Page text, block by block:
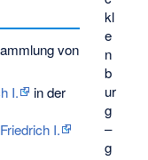
kl
e
n
b
ur
g
–
g
von
I.
in der
I.